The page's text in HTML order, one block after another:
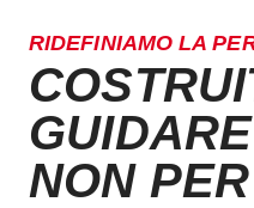
RIDEFINIAMO LA
NON